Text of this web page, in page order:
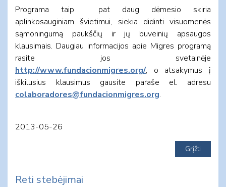
Programa taip pat daug dėmesio skiria
aplinkosauginiam švietimui, siekia didinti visuomenės
sąmoningumą paukščių ir jų buveinių apsaugos
klausimais. Daugiau informacijos apie Migres programą
rasite jos svetainėje
http://www.fundacionmigres.org/, o atsakymus į
iškilusius klausimus gausite paraše el. adresu
colaboradores@fundacionmigres.org.
2013-05-26
Reti stebėjimai